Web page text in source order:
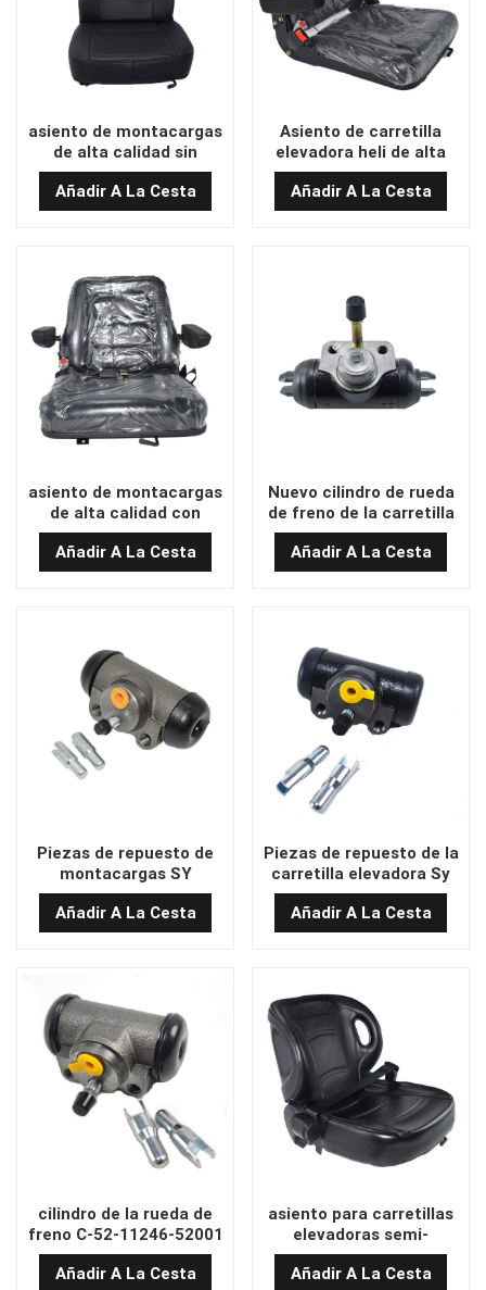
asiento de montacargas
de alta calidad sin
cinturón de seguridad
Añadir A La Cesta
Asiento de carretilla
elevadora heli de alta
calidad con cinturón de
seguridad
Añadir A La Cesta
asiento de montacargas
de alta calidad con
cinturón de seguridad
Añadir A La Cesta
Nuevo cilindro de rueda
de freno de la carretilla
elevadora 1135045403
1135045405 Usado para
Linde R16
Añadir A La Cesta
Piezas de repuesto de
montacargas SY
No.17547 Cilindro
maestro de freno
genuino
Añadir A La Cesta
Piezas de repuesto de la
carretilla elevadora Sy
No.17547 Brake Master
Cylinder con SY
No.17547
Añadir A La Cesta
cilindro de la rueda de
freno C-52-11246-52001
para la carretilla
elevadora Mitsubishi
Añadir A La Cesta
asiento para carretillas
elevadoras semi-
entrelazadas de alta
calidad con cinturón de
Añadir A La Cesta